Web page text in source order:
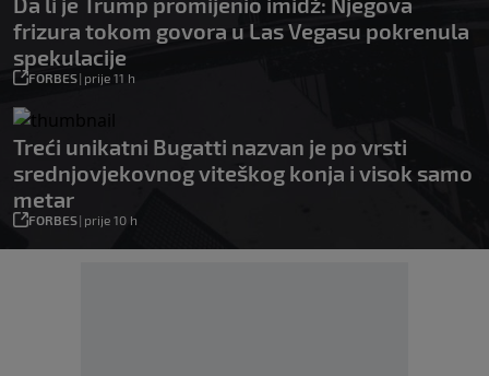
frizura tokom govora u Las Vegasu pokrenula
spekulacije
FORBES| prije 11 h
Treći unikatni Bugatti nazvan je po vrsti
srednjovjekovnog viteškog konja i visok samo
metar
FORBES| prije 10 h